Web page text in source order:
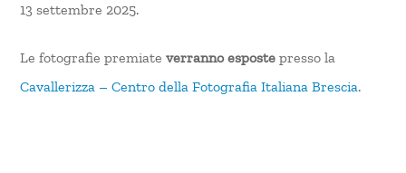
13 settembre 2025.
Le fotografie premiateverranno esposte presso la
Cavallerizza – Centro della Fotografia Italiana Brescia.